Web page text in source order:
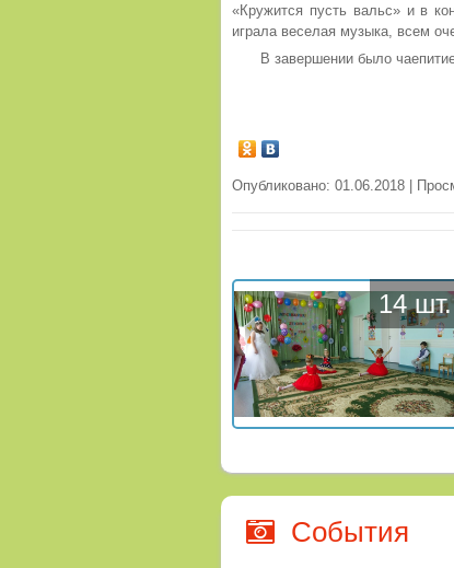
«Кружится пусть вальс» и в
играла веселая музыка, всем
В завершении было
Опубликовано: 01.06.2018 |
14 шт.
События